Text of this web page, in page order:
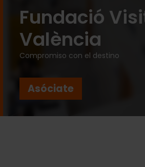
Fundació
València
Compromiso con el destino
Asóciate